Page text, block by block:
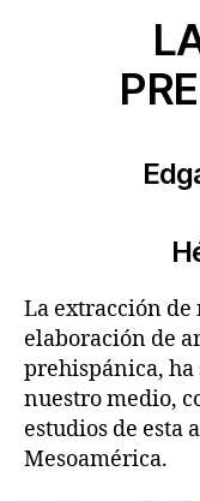
La extracción
elaboración de
prehispánica, ha
nuestro medio,
estudios de esta
Mesoamérica.